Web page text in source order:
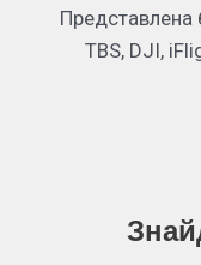
Представлена
TBS, DJI,